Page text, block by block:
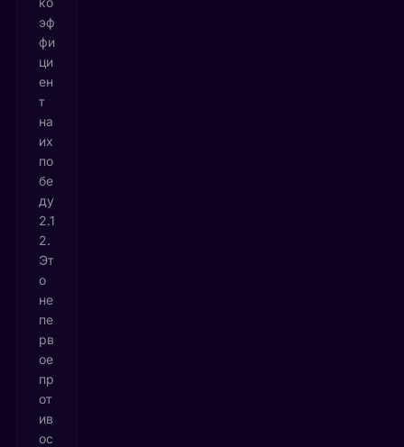
эф
фи
ци
ен
т
на
их
по
бе
ду
2.1
2.
Эт
о
не
пе
рв
ое
пр
от
ив
ос